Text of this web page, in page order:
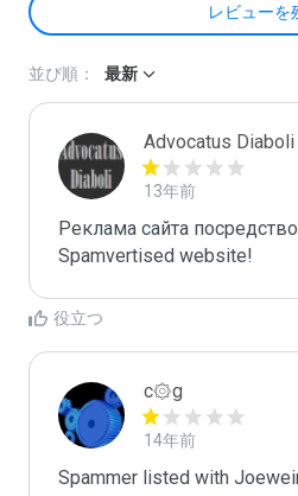
レビューを
並び順： 最新
Advocatus Diaboli
13年前
Реклама сайта
Spamvertised website!
役立つ
c۞g
14年前
Spammer listed with